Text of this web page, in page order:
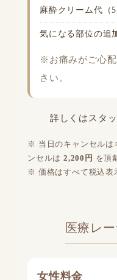
麻酔クリーム代（
気になる部位の追
※お痛みがご心
さい。
詳しくはスタ
当日のキャンセルは
ンセルは 2,200円 を頂
価格はすべて税込表
医療レ
女性料金